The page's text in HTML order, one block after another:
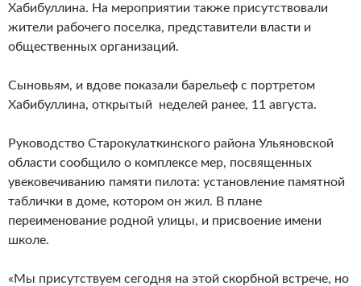
Хабибуллина. На мероприятии также присутствовали
жители рабочего поселка, представители власти и
общественных организаций.
Сыновьям, и вдове показали барельеф с портретом
Хабибуллина, открытый неделей ранее, 11 августа.
Руководство Старокулаткинского района Ульяновской
области сообщило о комплексе мер, посвященных
увековечиванию памяти пилота: установление памятной
таблички в доме, котором он жил. В плане
переименование родной улицы, и присвоение имени
школе.
«Мы присутствуем сегодня на этой скорбной встрече, но